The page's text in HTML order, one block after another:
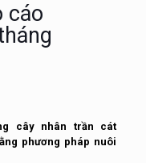
cáo
cây nhân trần cát
phương pháp nuôi